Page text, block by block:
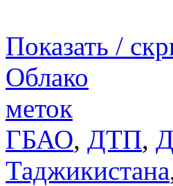
Показать /
Облако
меток
ГБАО, ДТП,
Таджикистана